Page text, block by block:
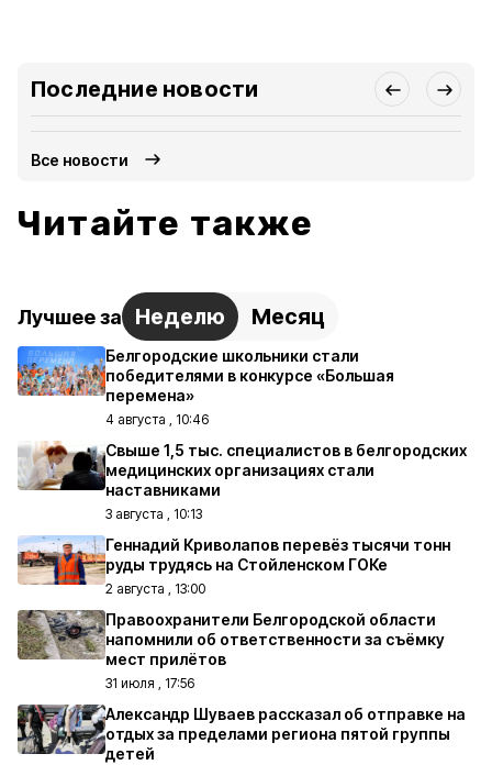
Последние новости
Все новости
Читайте также
Лучшее за Неделю Месяц
Белгородские школьники стали
победителями в конкурсе «Большая
перемена»
4 августа , 10:46
Свыше 1,5 тыс. специалистов в белгородских
медицинских организациях стали
наставниками
3 августа , 10:13
Геннадий Криволапов перевёз тысячи тонн
руды трудясь на Стойленском ГОКе
2 августа , 13:00
Правоохранители Белгородской области
напомнили об ответственности за съёмку
мест прилётов
31 июля , 17:56
Александр Шуваев рассказал об отправке на
отдых за пределами региона пятой группы
детей